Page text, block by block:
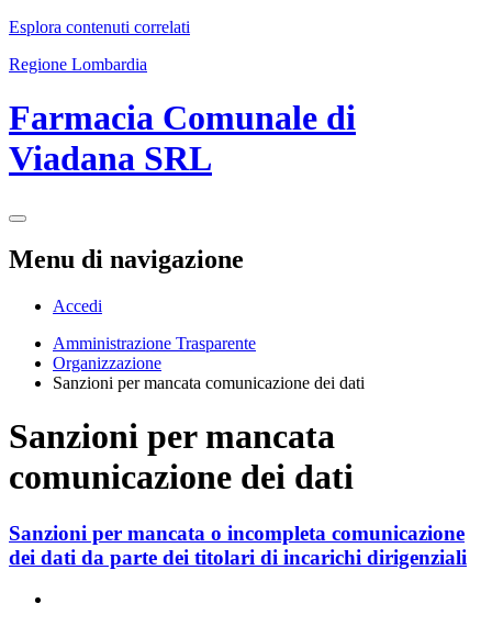
Esplora contenuti correlati
Regione Lombardia
Farmacia Comunale di
Viadana SRL
Menu di navigazione
Accedi
Amministrazione Trasparente
Organizzazione
Sanzioni per mancata comunicazione dei dati
Sanzioni per mancata
comunicazione dei dati
Sanzioni per mancata o incompleta comunicazione
dei dati da parte dei titolari di incarichi dirigenziali